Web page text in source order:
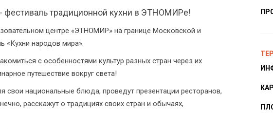
фестиваль традиционной кухни в ЭТНОМИРе!
центре «ЭТНОМИР» на границе Московской и
«Кухни народов мира».
с особенностями культур разных стран через их
путешествие вокруг света!
свои национальные блюда, проведут презентации ресторанов,
расскажут о традициях своих стран и обычаях,